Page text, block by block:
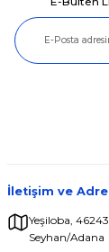
Ürün resmi
Ürün
Bu ürüne
İletişim ve
Yeşiloba,
Seyhan/Adana